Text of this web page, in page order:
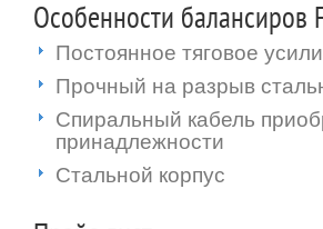
Особенности балансиров
Постоянное тяговое
Прочный на разрыв
Спиральный кабель
принадлежности
Стальной корпус